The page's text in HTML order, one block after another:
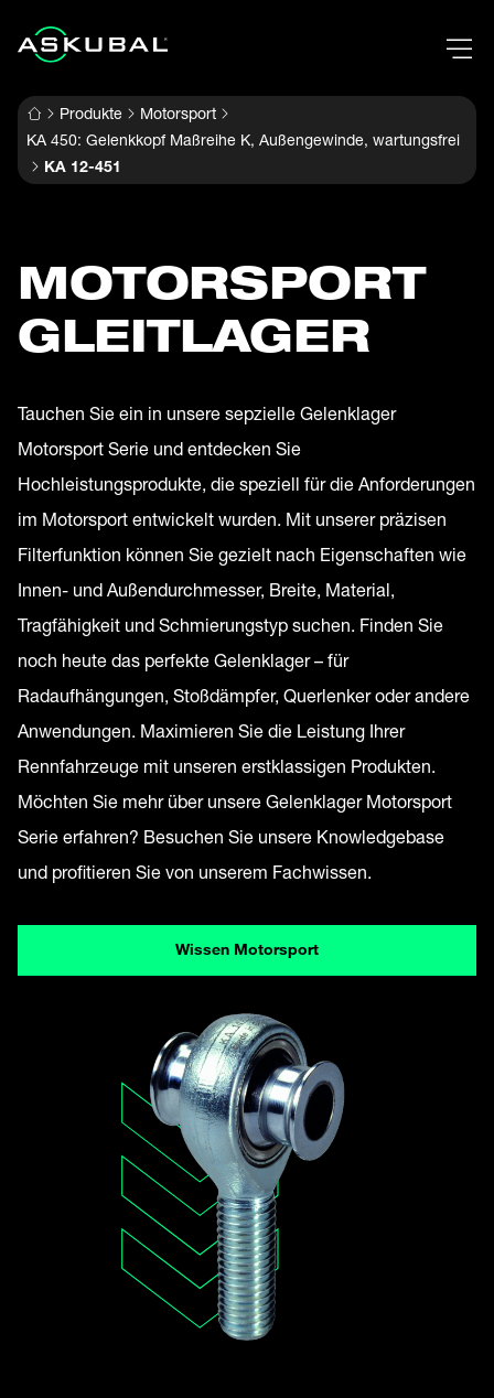
Produkte
Motorsport
KA 450: Gelenkkopf Maßreihe K, Außengewinde, wartungsfrei
KA 12-451
MOTORSPORT
GLEITLAGER
Tauchen Sie ein in unsere sepzielle Gelenklager
Motorsport Serie und entdecken Sie
Hochleistungsprodukte, die speziell für die Anforderungen
im Motorsport entwickelt wurden. Mit unserer präzisen
Filterfunktion können Sie gezielt nach Eigenschaften wie
Innen- und Außendurchmesser, Breite, Material,
Tragfähigkeit und Schmierungstyp suchen. Finden Sie
noch heute das perfekte Gelenklager – für
Radaufhängungen, Stoßdämpfer, Querlenker oder andere
Anwendungen. Maximieren Sie die Leistung Ihrer
Rennfahrzeuge mit unseren erstklassigen Produkten.
Möchten Sie mehr über unsere Gelenklager Motorsport
Serie erfahren? Besuchen Sie unsere Knowledgebase
und profitieren Sie von unserem Fachwissen.
Wissen Motorsport